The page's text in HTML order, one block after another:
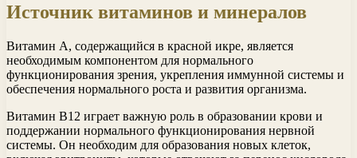
Источник витаминов и минералов
Витамин А, содержащийся в красной икре, является
необходимым компонентом для нормального
функционирования зрения, укрепления иммунной системы и
обеспечения нормального роста и развития организма.
Витамин В12 играет важную роль в образовании крови и
поддержании нормального функционирования нервной
системы. Он необходим для образования новых клеток,